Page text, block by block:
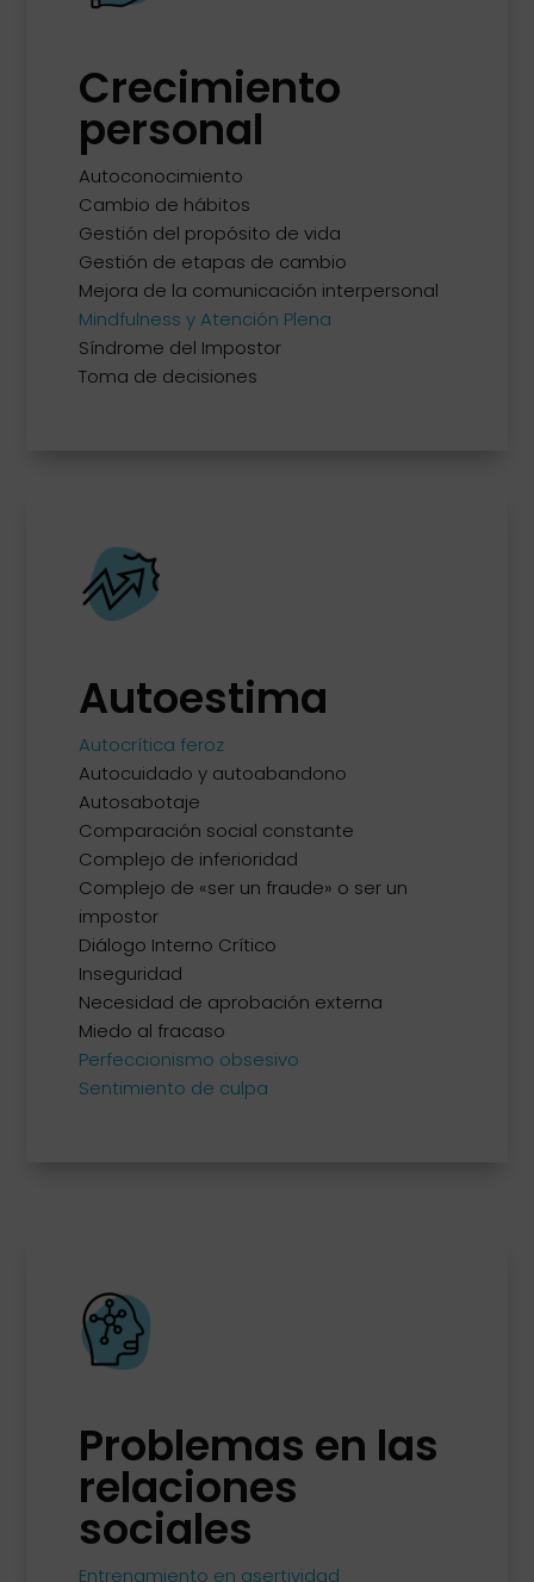
Crecimiento
personal
Autoconocimiento
Cambio de hábitos
Gestión del propósito de vida
Gestión de etapas de cambio
Mejora de la comunicación interpersonal
Mindfulness y Atención Plena
Síndrome del Impostor
Toma de decisiones
Autoestima
Autocrítica feroz
Autocuidado y autoabandono
Autosabotaje
Comparación social constante
Complejo de inferioridad
Complejo de «ser un fraude» o ser un
impostor
Diálogo Interno Crítico
Inseguridad
Necesidad de aprobación externa
Miedo al fracaso
Perfeccionismo obsesivo
Sentimiento de culpa
Problemas en las
relaciones
sociales
Entrenamiento en asertividad